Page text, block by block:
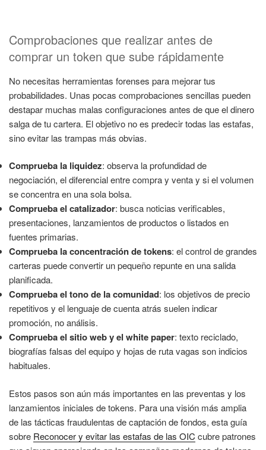
Comprobaciones que realizar antes de
comprar un token que sube rápidamente
No necesitas herramientas forenses para mejorar tus
probabilidades. Unas pocas comprobaciones sencillas pueden
destapar muchas malas configuraciones antes de que el dinero
salga de tu cartera. El objetivo no es predecir todas las estafas,
sino evitar las trampas más obvias.
Comprueba la liquidez: observa la profundidad de
negociación, el diferencial entre compra y venta y si el volumen
se concentra en una sola bolsa.
Comprueba el catalizador: busca noticias verificables,
presentaciones, lanzamientos de productos o listados en
fuentes primarias.
Comprueba la concentración de tokens: el control de grandes
carteras puede convertir un pequeño repunte en una salida
planificada.
Comprueba el tono de la comunidad: los objetivos de precio
repetitivos y el lenguaje de cuenta atrás suelen indicar
promoción, no análisis.
Comprueba el sitio web y el white paper: texto reciclado,
biografías falsas del equipo y hojas de ruta vagas son indicios
habituales.
Estos pasos son aún más importantes en las preventas y los
lanzamientos iniciales de tokens. Para una visión más amplia
de las tácticas fraudulentas de captación de fondos, esta guía
sobre Reconocer y evitar las estafas de las OIC cubre patrones